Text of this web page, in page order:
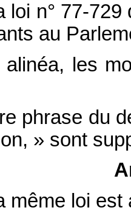
loi n° 77-
au
alinéa, les
phrase du
» sont
même loi